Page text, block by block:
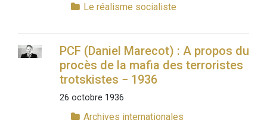
Le réalisme socialiste
PCF (Daniel Marecot) : A propos du
procès de la mafia des terroristes
trotskistes − 1936
26 octobre 1936
Archives internationales